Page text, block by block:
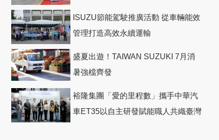
ISUZU節能駕駛推廣活動 從車輛能效
管理打造高效永續運輸
盛夏出遊！TAIWAN SUZUKI 7月消
暑強檔齊發
裕隆集團「愛的里程數」攜手中華汽
車ET35以自主研發賦能職人共織臺灣